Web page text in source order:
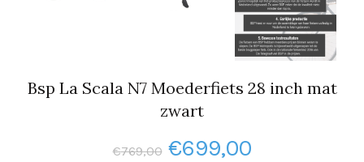
Bsp La Scala N7 Moederfiets 28 inch mat
zwart
€769,00 Oorspronkelijke
€699,00Huidige